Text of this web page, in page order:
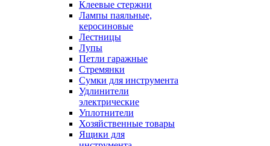
Клеевые стержни
Лампы паяльные,
керосиновые
Лестницы
Лупы
Петли гаражные
Стремянки
Сумки для инструмента
Удлинители
электрические
Уплотнители
Хозяйственные товары
Ящики для